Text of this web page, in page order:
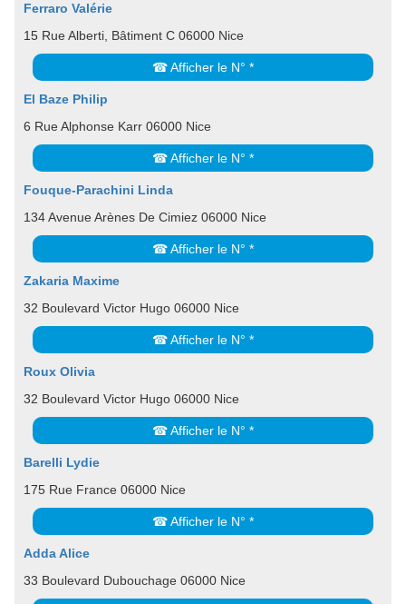
Ferraro Valérie
15 Rue Alberti, Bâtiment C 06000 Nice
☎ Afficher le N° *
El Baze Philip
6 Rue Alphonse Karr 06000 Nice
☎ Afficher le N° *
Fouque-Parachini Linda
134 Avenue Arènes De Cimiez 06000 Nice
☎ Afficher le N° *
Zakaria Maxime
32 Boulevard Victor Hugo 06000 Nice
☎ Afficher le N° *
Roux Olivia
32 Boulevard Victor Hugo 06000 Nice
☎ Afficher le N° *
Barelli Lydie
175 Rue France 06000 Nice
☎ Afficher le N° *
Adda Alice
33 Boulevard Dubouchage 06000 Nice